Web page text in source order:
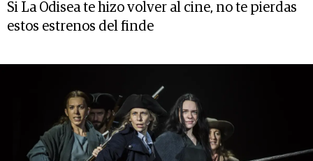
Si La Odisea te hizo volver al cine, no te pierdas
estos estrenos del finde